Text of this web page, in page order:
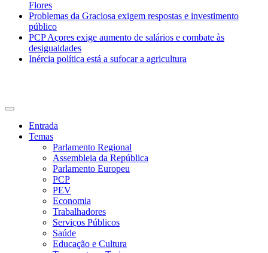
Flores
Problemas da Graciosa exigem respostas e investimento
público
PCP Açores exige aumento de salários e combate às
desigualdades
Inércia política está a sufocar a agricultura
Entrada
Temas
Parlamento Regional
Assembleia da República
Parlamento Europeu
PCP
PEV
Economia
Trabalhadores
Serviços Públicos
Saúde
Educação e Cultura